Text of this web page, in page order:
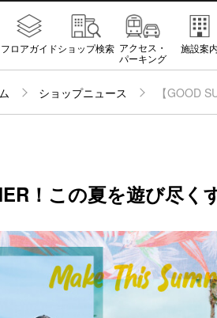
フロアガイドショップ検索 アクセス・
パーキング
施設案内
ショップニュース 【GOOD
！この夏を遊び尽く